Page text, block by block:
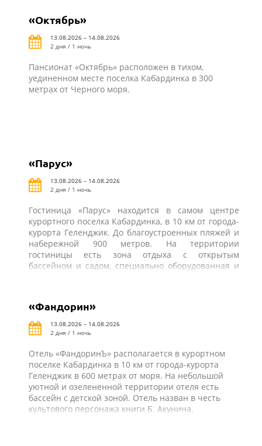
«Октябрь»
13.08.2026 – 14.08.2026
2 дня / 1 ночь
Пансионат «Октябрь» расположен в тихом,
уединенном месте поселка Кабардинка в 300
метрах от Черного моря.
«Парус»
13.08.2026 – 14.08.2026
2 дня / 1 ночь
Гостиница «Парус» находится в самом центре
курортного поселка Кабардинка, в 10 км от города-
курорта Геленджик. До благоустроенных пляжей и
набережной 900 метров. На территории
гостиницы есть зона отдыха с открытым
бассейном и садом, специально оборудованная и
поселка Кабардинка, рынок, магазины, кафе, бары,
аттракционы и другая курортная инфраструктура.
«Фандорин»
13.08.2026 – 14.08.2026
2 дня / 1 ночь
Отель «ФандоринЪ» располагается в курортном
поселке Кабардинка в 10 км от города-курорта
Геленджик в 600 метрах от моря. На небольшой
уютной и озелененной территории отеля есть
бассейн с детской зоной. Отель назван в честь
культового персонажа книги Б. Акунина.